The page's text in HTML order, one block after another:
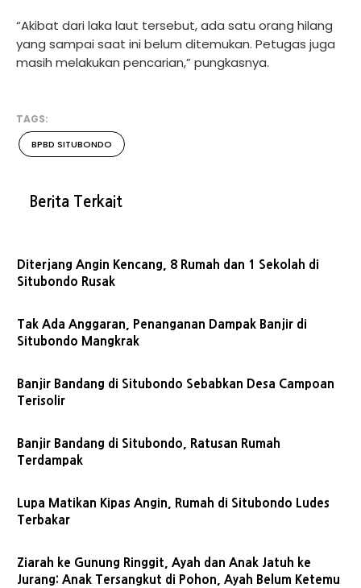
“Akibat dari laka laut tersebut, ada satu orang hilang
yang sampai saat ini belum ditemukan. Petugas juga
masih melakukan pencarian,” pungkasnya.
TAGS:
BPBD SITUBONDO
Berita Terkait
Diterjang Angin Kencang, 8 Rumah dan 1 Sekolah di
Situbondo Rusak
Tak Ada Anggaran, Penanganan Dampak Banjir di
Situbondo Mangkrak
Banjir Bandang di Situbondo Sebabkan Desa Campoan
Terisolir
Banjir Bandang di Situbondo, Ratusan Rumah
Terdampak
Lupa Matikan Kipas Angin, Rumah di Situbondo Ludes
Terbakar
Ziarah ke Gunung Ringgit, Ayah dan Anak Jatuh ke
Jurang: Anak Tersangkut di Pohon, Ayah Belum Ketemu